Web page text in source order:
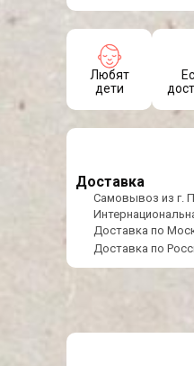
Любят
дети
Доставка
Самовывоз из г.
Доставка по
Доставка по